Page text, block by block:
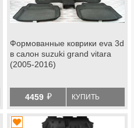
Формованные коврики eva 3d
в салон suzuki grand vitara
(2005-2016)
4459 й КУПИТЬ